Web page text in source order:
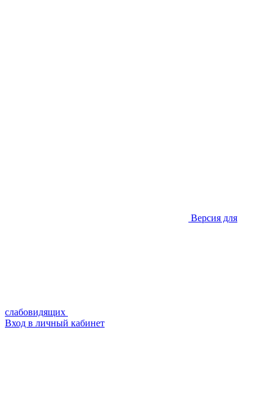
Версия для
слабовидящих
Вход в личный кабинет